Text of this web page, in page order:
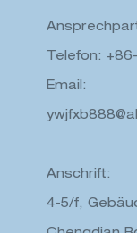
Telefon:
Email:
Anschrift:
4-5/f,